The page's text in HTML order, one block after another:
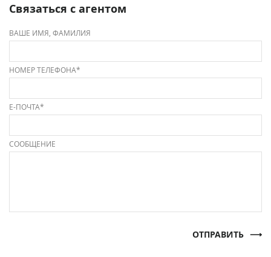
Связаться с агентом
ВАШЕ ИМЯ, ФАМИЛИЯ
НОМЕР ТЕЛЕФОНА*
Е-ПОЧТА*
СООБЩЕНИЕ
ОТПРАВИТЬ